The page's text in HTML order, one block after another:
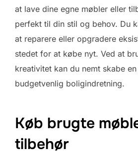
at lave dine egne møbler eller
perfekt til din stil og behov. Du
at reparere eller opgradere
stedet for at købe nyt. Ved at
kreativitet kan du nemt skabe
budgetvenlig boligindretning.
Køb brugte
tilbehør